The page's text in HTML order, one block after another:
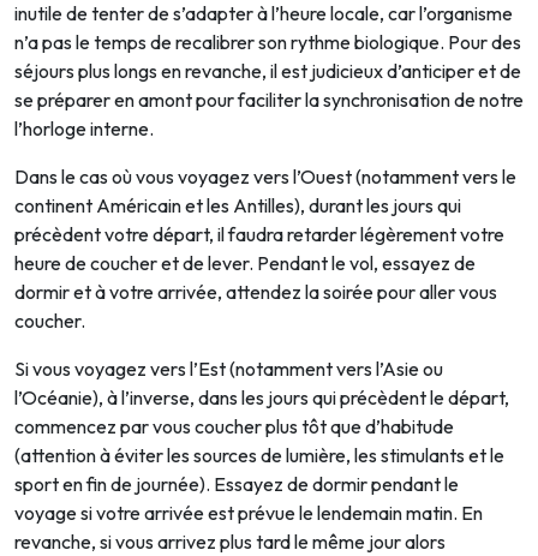
inutile de tenter de s’adapter à l’heure locale, car l’organisme
n’a pas le temps de recalibrer son rythme biologique. Pour des
séjours plus longs en revanche, il est judicieux d’anticiper et de
se préparer en amont pour faciliter la synchronisation de notre
l’horloge interne.
Dans le cas où vous voyagez vers l’Ouest (notamment vers le
continent Américain et les Antilles), durant les jours qui
précèdent votre départ, il faudra retarder légèrement votre
heure de coucher et de lever. Pendant le vol, essayez de
dormir et à votre arrivée, attendez la soirée pour aller vous
coucher.
Si vous voyagez vers l’Est (notamment vers l’Asie ou
l’Océanie), à l’inverse, dans les jours qui précèdent le départ,
commencez par vous coucher plus tôt que d’habitude
(attention à éviter les sources de lumière, les stimulants et le
sport en fin de journée). Essayez de dormir pendant le
voyage si votre arrivée est prévue le lendemain matin. En
revanche, si vous arrivez plus tard le même jour alors